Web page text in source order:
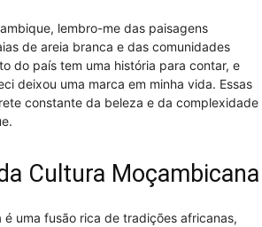
lembro-me das paisagens
de areia branca e das comunidades
do país tem uma história para contar, e
deixou uma marca em minha vida. Essas
constante da beleza e da complexidade
Cultura Moçambicana
uma fusão rica de tradições africanas,